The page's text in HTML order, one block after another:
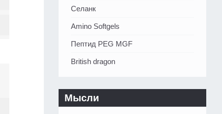
Селанк
Amino Softgels
Пептид PEG MGF
British dragon
Мысли